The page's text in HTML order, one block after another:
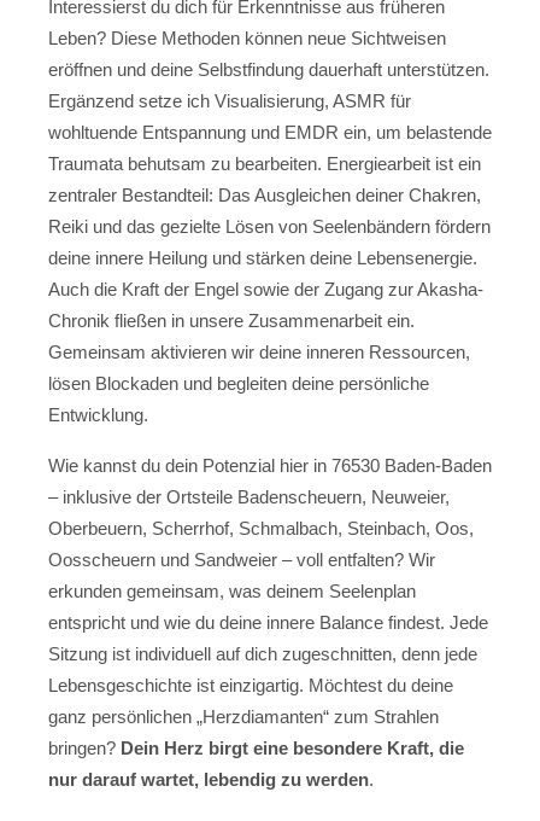
Interessierst du dich für Erkenntnisse aus früheren
Leben? Diese Methoden können neue Sichtweisen
eröffnen und deine Selbstfindung dauerhaft unterstützen.
Ergänzend setze ich Visualisierung, ASMR für
wohltuende Entspannung und EMDR ein, um belastende
Traumata behutsam zu bearbeiten. Energiearbeit ist ein
zentraler Bestandteil: Das Ausgleichen deiner Chakren,
Reiki und das gezielte Lösen von Seelenbändern fördern
deine innere Heilung und stärken deine Lebensenergie.
Auch die Kraft der Engel sowie der Zugang zur Akasha-
Chronik fließen in unsere Zusammenarbeit ein.
Gemeinsam aktivieren wir deine inneren Ressourcen,
lösen Blockaden und begleiten deine persönliche
Entwicklung.
Wie kannst du dein Potenzial hier in 76530 Baden-Baden
– inklusive der Ortsteile Badenscheuern, Neuweier,
Oberbeuern, Scherrhof, Schmalbach, Steinbach, Oos,
Oosscheuern und Sandweier – voll entfalten? Wir
erkunden gemeinsam, was deinem Seelenplan
entspricht und wie du deine innere Balance findest. Jede
Sitzung ist individuell auf dich zugeschnitten, denn jede
Lebensgeschichte ist einzigartig. Möchtest du deine
ganz persönlichen „Herzdiamanten“ zum Strahlen
bringen? Dein Herz birgt eine besondere Kraft, die
nur darauf wartet, lebendig zu werden.